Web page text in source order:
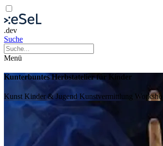
.dev
Suche
Menü
Kunterbuntes Herbstatelier für Kinder
Kunst Kinder & Jugend Kunstvermittlung Workshop